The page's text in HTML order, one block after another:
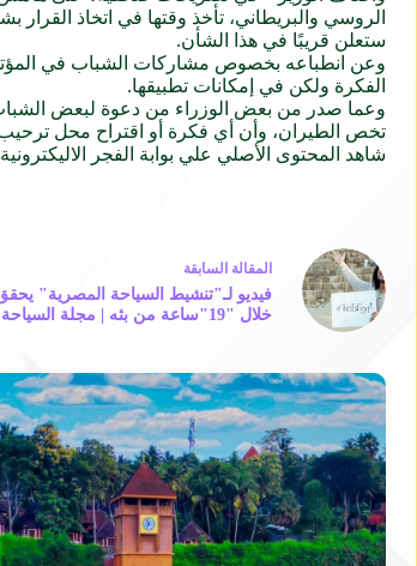
الروسي والبريطاني، تأخذ وقتها في اتخاذ القرار
ستعلن قريبًا في هذا الشأن.
وعن انطباعه بخصوص مشاركات الشباب في
الفكرة ولكن في إمكانات تطبيقها.
وعما صدر من بعض الوزراء من دعوة لبعض الشباب
تخص الطيران، وأن أي فكرة أو اقتراح محل
شاهد المحتوى الأصلي علي بوابة الفجر
المقالة السابقة
خلال "19"ساعة من بثه | مجلة السياحة العربية